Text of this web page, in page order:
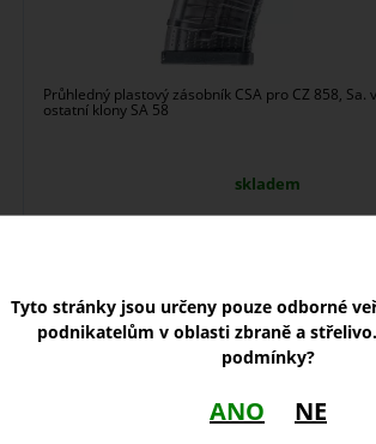
Průhledný plastový zásobník CSA pro CZ 858, Sa.
ostatní klony SA 58
skladem
Zásobník AK-47
Tyto stránky jsou určeny pouze odborné
podnikatelům v oblasti zbraně a
podmínky?
ANO NE